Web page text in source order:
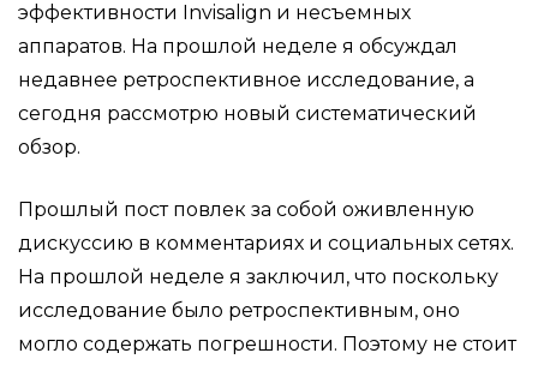
эффективности Invisalign и несъемных
аппаратов. На прошлой неделе я обсуждал
недавнее ретроспективное исследование, а
сегодня рассмотрю новый систематический
обзор.
Прошлый пост повлек за собой оживленную
дискуссию в комментариях и социальных сетях.
На прошлой неделе я заключил, что поскольку
исследование было ретроспективным, оно
могло содержать погрешности. Поэтому не стоит